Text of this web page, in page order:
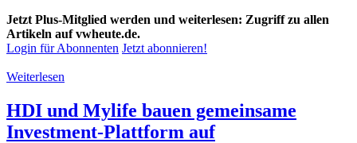
Jetzt Plus-Mitglied werden und weiterlesen: Zugriff zu allen
Artikeln auf vwheute.de.
Login für Abonnenten Jetzt abonnieren!
Weiterlesen
HDI und Mylife bauen gemeinsame
Investment-Plattform auf